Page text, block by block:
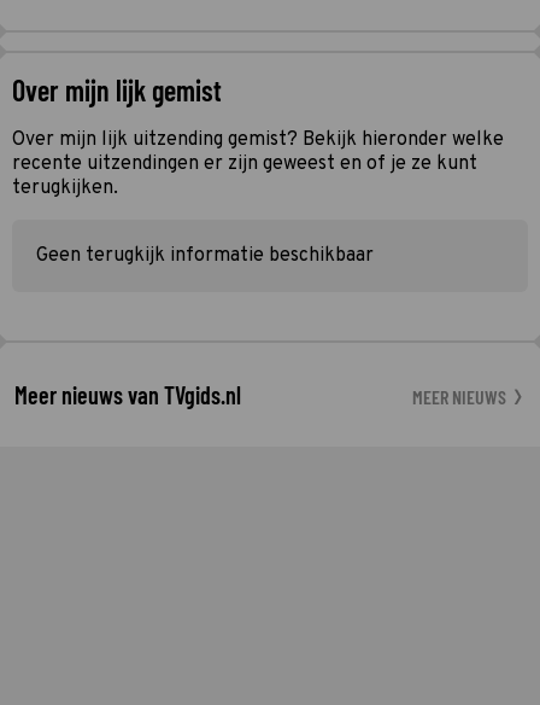
Over mijn lijk gemist
Over mijn lijk uitzending gemist? Bekijk hieronder welke
recente uitzendingen er zijn geweest en of je ze kunt
terugkijken.
Geen terugkijk informatie beschikbaar
Meer nieuws van TVgids.nl MEER NIEUWS